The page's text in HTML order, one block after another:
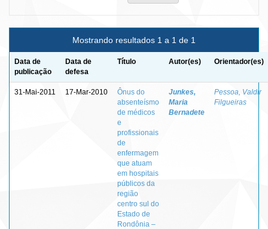
Mostrando resultados 1 a 1 de 1
Data de
publicação
Data de
defesa
Título Autor(es) Orientador(es)
31-Mai-2011 17-Mar-2010
Ônus do
absenteísmo
de médicos
e
profissionais
de
enfermagem
que atuam
em hospitais
públicos da
região
centro sul do
Estado de
Rondônia –
Junkes,
Maria
Bernadete
Pessoa, Valdir
Filgueiras